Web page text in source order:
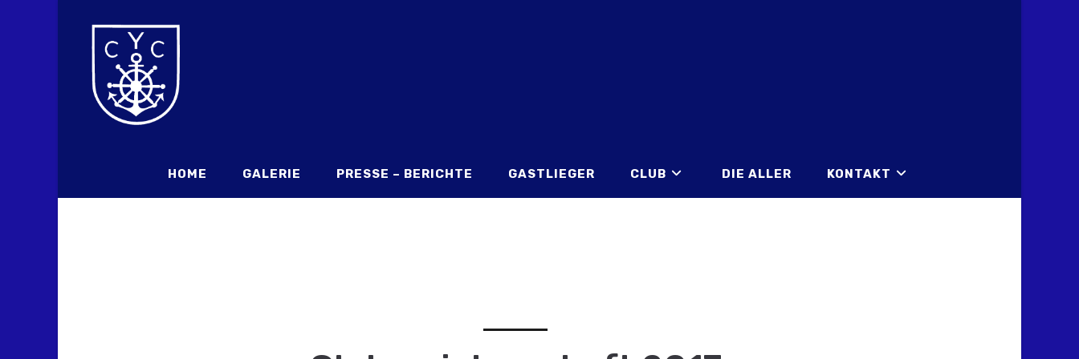
HOME GALERIE PRESSE – BERICHTE GASTLIEGER CLUB DIE ALLER KONTAKT